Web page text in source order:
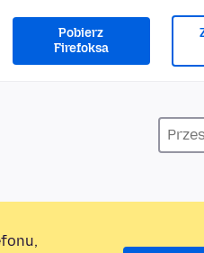
Pobierz
Firefoksa